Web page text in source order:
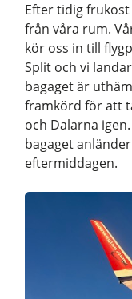
Efter tidig
från våra rum.
kör oss in till
Split och vi
bagaget är
framkörd för att
och Dalarna
bagaget
eftermiddagen.